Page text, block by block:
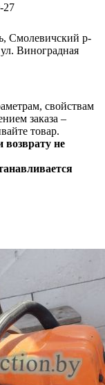
27
Смолевичский р-
Виноградная
свойствам
заказа –
товар.
возврату не